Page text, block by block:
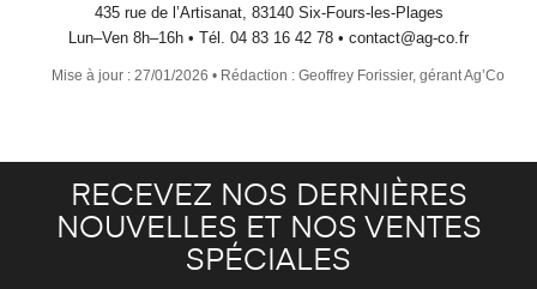
435 rue de l’Artisanat, 83140 Six-Fours-les-Plages
Lun–Ven 8h–16h • Tél. 04 83 16 42 78 • contact@ag-co.fr
Mise à jour : 27/01/2026 • Rédaction : Geoffrey Forissier, gérant Ag’Co
RECEVEZ NOS DERNIÈRES
NOUVELLES ET NOS VENTES
SPÉCIALES